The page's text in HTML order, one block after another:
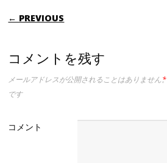
POST NAVIGATION
← PREVIOUS
コメントを残す
メールアドレスが公開されることはありません。
*
です
コメント